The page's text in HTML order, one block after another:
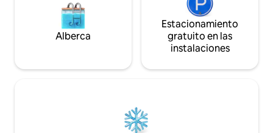
Alberca
Estacionamiento
gratuito en las
instalaciones